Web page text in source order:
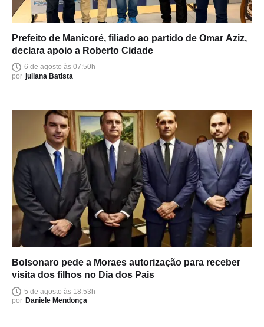
Prefeito de Manicoré, filiado ao partido de Omar Aziz,
declara apoio a Roberto Cidade
6 de agosto às 07:50h
por juliana Batista
Bolsonaro pede a Moraes autorização para receber
visita dos filhos no Dia dos Pais
5 de agosto às 18:53h
por Daniele Mendonça